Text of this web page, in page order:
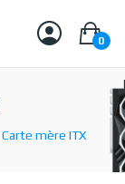
0
Carte mère ITX